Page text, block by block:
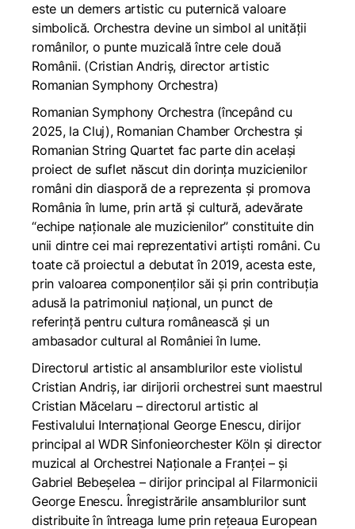
este un demers artistic cu puternică valoare
simbolică. Orchestra devine un simbol al unității
românilor, o punte muzicală între cele două
Românii.(Cristian Andriș, director artistic
Romanian Symphony Orchestra)
Romanian Symphony Orchestra (începând cu
2025, la Cluj), Romanian Chamber Orchestra și
Romanian String Quartet fac parte din același
proiect de suflet născut din dorința muzicienilor
români din diasporă de a reprezenta și promova
România în lume, prin artă și cultură, adevărate
“echipe naționale ale muzicienilor” constituite din
unii dintre cei mai reprezentativi artiști români. Cu
toate că proiectul a debutat în 2019, acesta este,
prin valoarea componenților săi și prin contribuția
adusă la patrimoniul național, un punct de
referință pentru cultura românească și un
ambasador cultural al României în lume.
Directorul artistic al ansamblurilor este violistul
Cristian Andriș, iar dirijorii orchestrei sunt maestrul
Cristian Măcelaru – directorul artistic al
Festivalului Internațional George Enescu, dirijor
principal al WDR Sinfonieorchester Köln și director
muzical al Orchestrei Naționale a Franței – și
Gabriel Bebeșelea – dirijor principal al Filarmonicii
George Enescu. Înregistrările ansamblurilor sunt
distribuite în întreaga lume prin rețeaua European